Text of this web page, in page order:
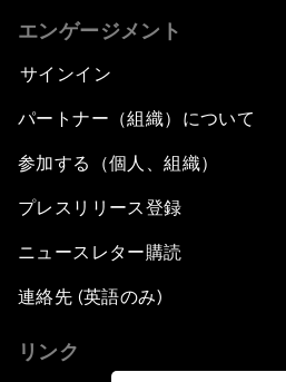
エンゲージメント
サインイン
パートナー（組織）について
参加する（個人、組織）
プレスリリース登録
ニュースレター購読
連絡先 (英語のみ)
リンク